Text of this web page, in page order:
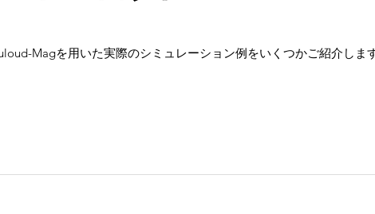
Magを用いた実際のシミュレーション例をいくつかご紹介します